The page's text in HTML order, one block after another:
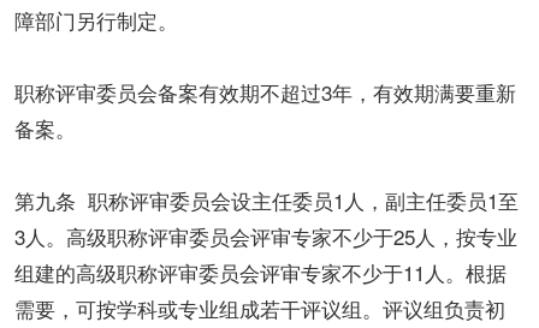
障部门另行制定。
职称评审委员会备案有效期不超过3年，有效期满要重新
备案。
第九条 职称评审委员会设主任委员1人，副主任委员1至
3人。高级职称评审委员会评审专家不少于25人，按专业
组建的高级职称评审委员会评审专家不少于11人。根据
需要，可按学科或专业组成若干评议组。评议组负责初